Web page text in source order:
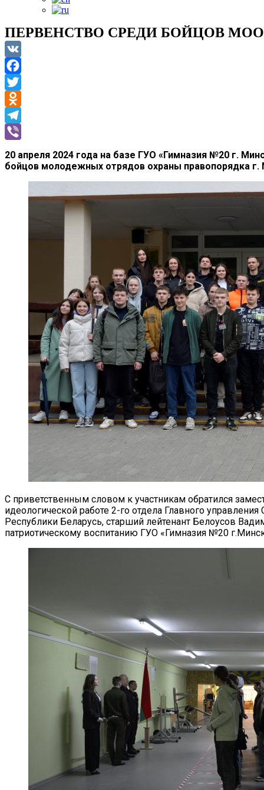
ПЕРВЕНСТВО СРЕДИ БОЙЦОВ
VK
Facebook
Twitter
Odnoklassniki
Telegram
20 апреля 2024 года на базе ГУО «Гимназия №20 г.
бойцов молодежных отрядов охраны правопорядка г.
С приветственным словом к участникам обратился
идеологической работе 2-го отдела Главного
Республики Беларусь, старший лейтенант Белоусов
патриотическому воспитанию ГУО «Гимназия №20